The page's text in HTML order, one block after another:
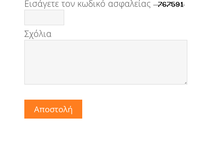
Εισάγετε τον κωδικό ασφαλείας
Σχόλια